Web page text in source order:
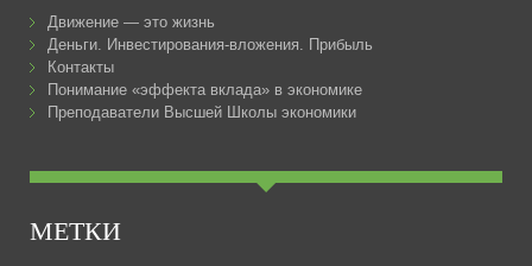
Движение — это жизнь
Деньги. Инвестирования-вложения. Прибыль
Контакты
Понимание «эффекта вклада» в экономике
Преподаватели Высшей Школы экономики
МЕТКИ